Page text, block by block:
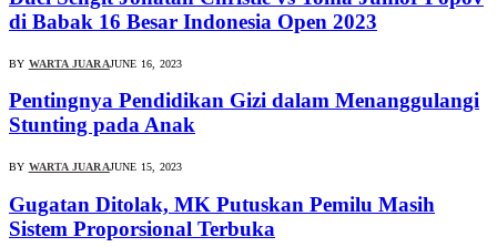
di Babak 16 Besar Indonesia Open 2023
BY WARTA JUARAJUNE 16, 2023
Pentingnya Pendidikan Gizi dalam Menanggulangi
Stunting pada Anak
BY WARTA JUARAJUNE 15, 2023
Gugatan Ditolak, MK Putuskan Pemilu Masih
Sistem Proporsional Terbuka